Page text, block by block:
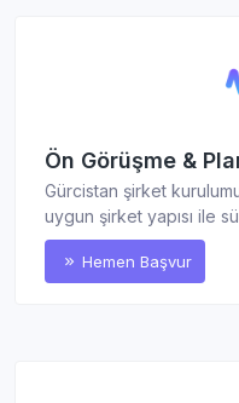
Ön Görüşme &
Gürcistan şirket
uygun şirket yapısı ile
Hemen Başvur